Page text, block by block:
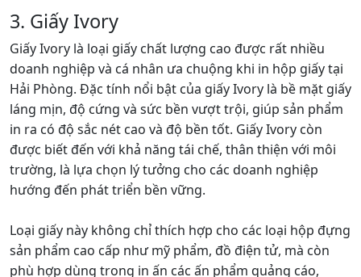
3. Giấy Ivory
Giấy Ivory là loại giấy chất lượng cao được rất nhiều
doanh nghiệp và cá nhân ưa chuộng khi in hộp giấy tại
Hải Phòng. Đặc tính nổi bật của giấy Ivory là bề mặt giấy
láng mịn, độ cứng và sức bền vượt trội, giúp sản phẩm
in ra có độ sắc nét cao và độ bền tốt. Giấy Ivory còn
được biết đến với khả năng tái chế, thân thiện với môi
trường, là lựa chọn lý tưởng cho các doanh nghiệp
hướng đến phát triển bền vững.
Loại giấy này không chỉ thích hợp cho các loại hộp đựng
sản phẩm cao cấp như mỹ phẩm, đồ điện tử, mà còn
phù hợp dùng trong in ấn các ấn phẩm quảng cáo,